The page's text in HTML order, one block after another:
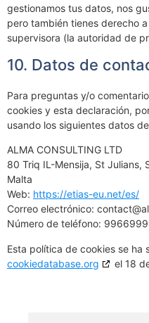
gestionamos tus datos, nos
pero también tienes derecho
supervisora (la autoridad de
10. Datos de
Para preguntas y/o
cookies y esta declaración,
usando los siguientes datos
ALMA CONSULTING LTD
80 Triq IL-Mensija, St Julians,
Malta
Web: https://etias-eu.net/es/
Correo electrónico: contact@
Número de teléfono:
Esta política de cookies se ha
cookiedatabase.org
el 18